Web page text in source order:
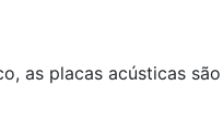
as placas acústicas